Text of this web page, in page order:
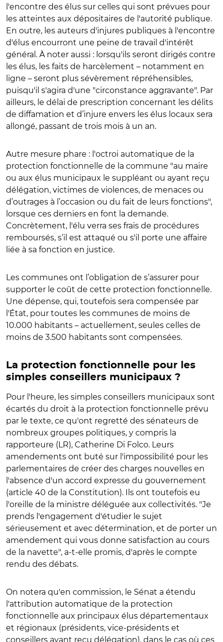
l'encontre des élus sur celles qui sont prévues pour
les atteintes aux dépositaires de l'autorité publique.
En outre, les auteurs d'injures publiques à l'encontre
d'élus encourront une peine de travail d'intérêt
général. À noter aussi : lorsqu'ils seront dirigés contre
les élus, les faits de harcèlement – notamment en
ligne – seront plus sévèrement répréhensibles,
puisqu'il s'agira d'une "circonstance aggravante". Par
ailleurs, le délai de prescription concernant les délits
de diffamation et d’injure envers les élus locaux sera
allongé, passant de trois mois à un an.
Autre mesure phare : l'octroi automatique de la
protection fonctionnelle de la commune "au maire
ou aux élus municipaux le suppléant ou ayant reçu
délégation, victimes de violences, de menaces ou
d’outrages à l’occasion ou du fait de leurs fonctions",
lorsque ces derniers en font la demande.
Concrètement, l'élu verra ses frais de procédures
remboursés, s’il est attaqué ou s'il porte une affaire
liée à sa fonction en justice.
Les communes ont l’obligation de s’assurer pour
supporter le coût de cette protection fonctionnelle.
Une dépense, qui, toutefois sera compensée par
l'État, pour toutes les communes de moins de
10.000 habitants – actuellement, seules celles de
moins de 3.500 habitants sont compensées.
La protection fonctionnelle pour les
simples conseillers municipaux ?
Pour l'heure, les simples conseillers municipaux sont
écartés du droit à la protection fonctionnelle prévu
par le texte, ce qu'ont regretté des sénateurs de
nombreux groupes politiques, y compris la
rapporteure (LR), Catherine Di Folco. Leurs
amendements ont buté sur l'impossibilité pour les
parlementaires de créer des charges nouvelles en
l'absence d'un accord expresse du gouvernement
(article 40 de la Constitution). Ils ont toutefois eu
l'oreille de la ministre déléguée aux collectivités. "Je
prends l'engagement d'étudier le sujet
sérieusement et avec détermination, et de porter un
amendement qui vous donne satisfaction au cours
de la navette", a-t-elle promis, d'après le compte
rendu des débats.
On notera qu'en commission, le Sénat a étendu
l'attribution automatique de la protection
fonctionnelle aux principaux élus départementaux
et régionaux (présidents, vice-présidents et
conseillers ayant reçu délégation), dans le cas où ces